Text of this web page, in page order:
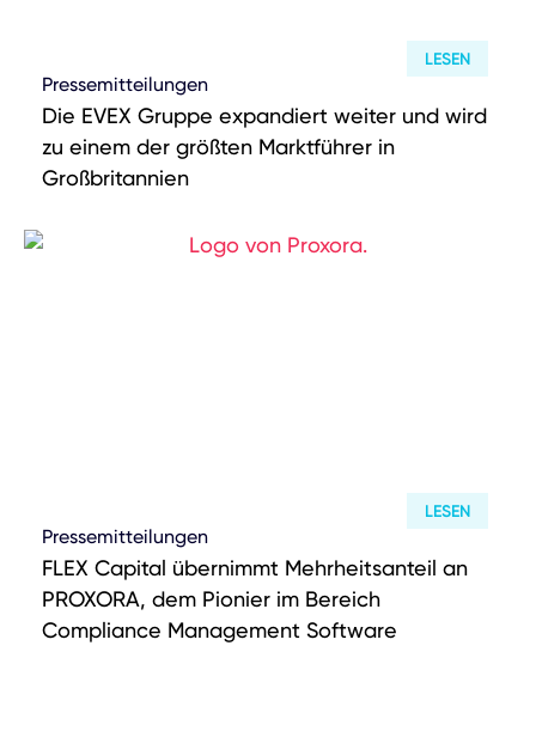
LESEN
Pressemitteilungen
Die EVEX Gruppe expandiert weiter und wird
zu einem der größten Marktführer in
Großbritannien
LESEN
Pressemitteilungen
FLEX Capital übernimmt Mehrheitsanteil an
PROXORA, dem Pionier im Bereich
Compliance Management Software